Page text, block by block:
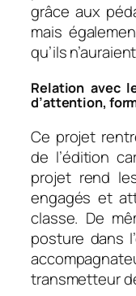
grâce aux
mais
qu’ils
Relation avec
d’attention,
Ce projet
de l’édition
projet rend
engagés et
classe. De
posture dans
transmetteur